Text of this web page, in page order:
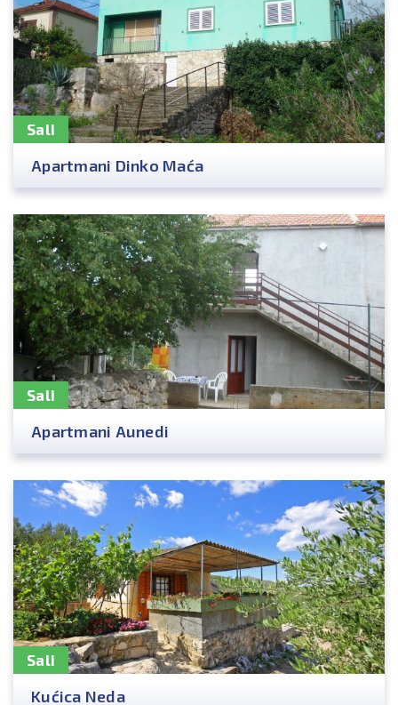
Sali
Apartmani Dinko Maća
Sali
Apartmani Aunedi
Sali
Kućica Neda